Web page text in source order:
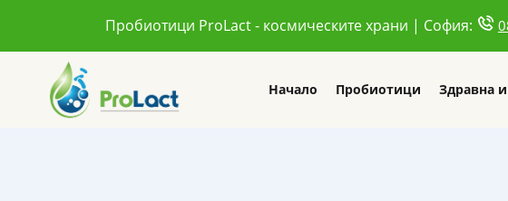
Пробиотици ProLact - космическите храни | София:
Начало Пробиотици Здравна